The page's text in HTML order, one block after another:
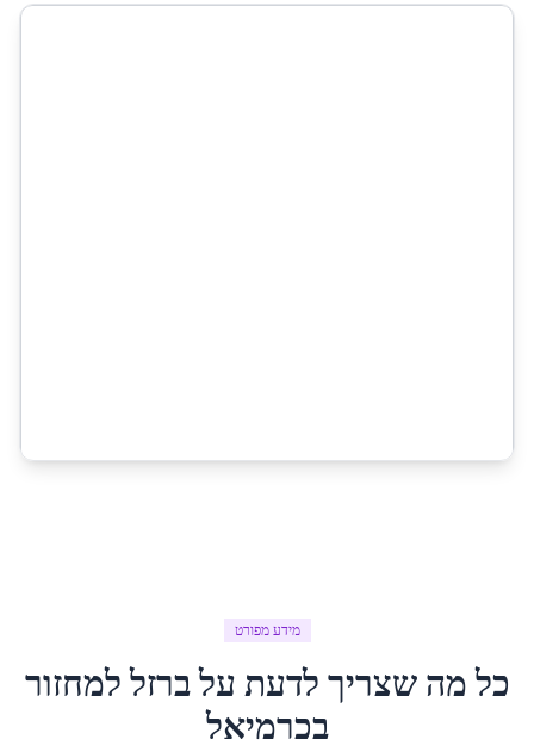
מידע מפורט
כל מה שצריך לדעת עלברזל למחזור
בכרמיאל